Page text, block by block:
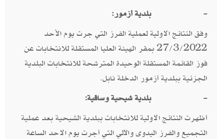
-بلدية أزمور:
وفق النتائج الاولية لعملية الفرز التي جرت يوم الأحد
27/3/2022 بمقر الهيئة العليا المستقلة للانتخابات عن
فوز القائمة المستقلة الوحيدة المترشحة للانتخابات البلدية
الجزئية ببلدية أزمور الدخلة نابل.
-بلدية شيحية وساقية:
أظهرت النتائج الاولية للانتخابات ببلدية الشيحية بعد عملية
التجميع والفرز اليدوى والآلي التي أجرت يوم الاحد الساعة